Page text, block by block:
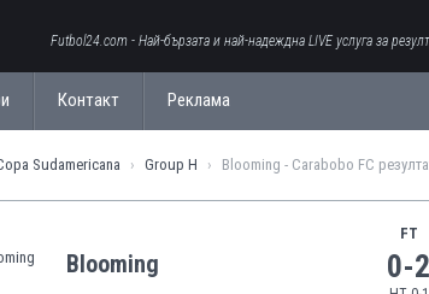
Futbol24.com - Най-бързата и най-надеждна LIVE услуга за
Контакт Реклама
Sudamericana Group H Blooming - Carabobo FC
Blooming
FT
0-2